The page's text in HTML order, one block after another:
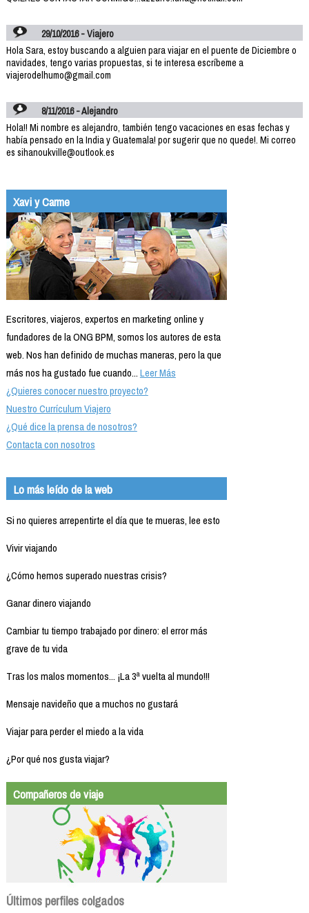
29/10/2016 - Viajero
Hola Sara, estoy buscando a alguien para viajar en el puente de Diciembre o
navidades, tengo varias propuestas, si te interesa escríbeme a
viajerodelhumo@gmail.com
8/11/2016 - Alejandro
Hola!! Mi nombre es alejandro, también tengo vacaciones en esas fechas y
había pensado en la India y Guatemala! por sugerir que no quede!. Mi correo
es sihanoukville@outlook.es
Xavi y Carme
Escritores, viajeros, expertos en marketing online y
fundadores de la ONG BPM, somos los autores de esta
web. Nos han definido de muchas maneras, pero la que
más nos ha gustado fue cuando...Leer Más
¿Quieres conocer nuestro proyecto?
Nuestro Currículum Viajero
¿Qué dice la prensa de nosotros?
Contacta con nosotros
Lo más leído de la web
Si no quieres arrepentirte el día que te mueras, lee esto
Vivir viajando
¿Cómo hemos superado nuestras crisis?
Ganar dinero viajando
Cambiar tu tiempo trabajado por dinero: el error más
grave de tu vida
Tras los malos momentos... ¡La 3ª vuelta al mundo!!!
Mensaje navideño que a muchos no gustará
Viajar para perder el miedo a la vida
¿Por qué nos gusta viajar?
Compañeros de viaje
Últimos perfiles colgados